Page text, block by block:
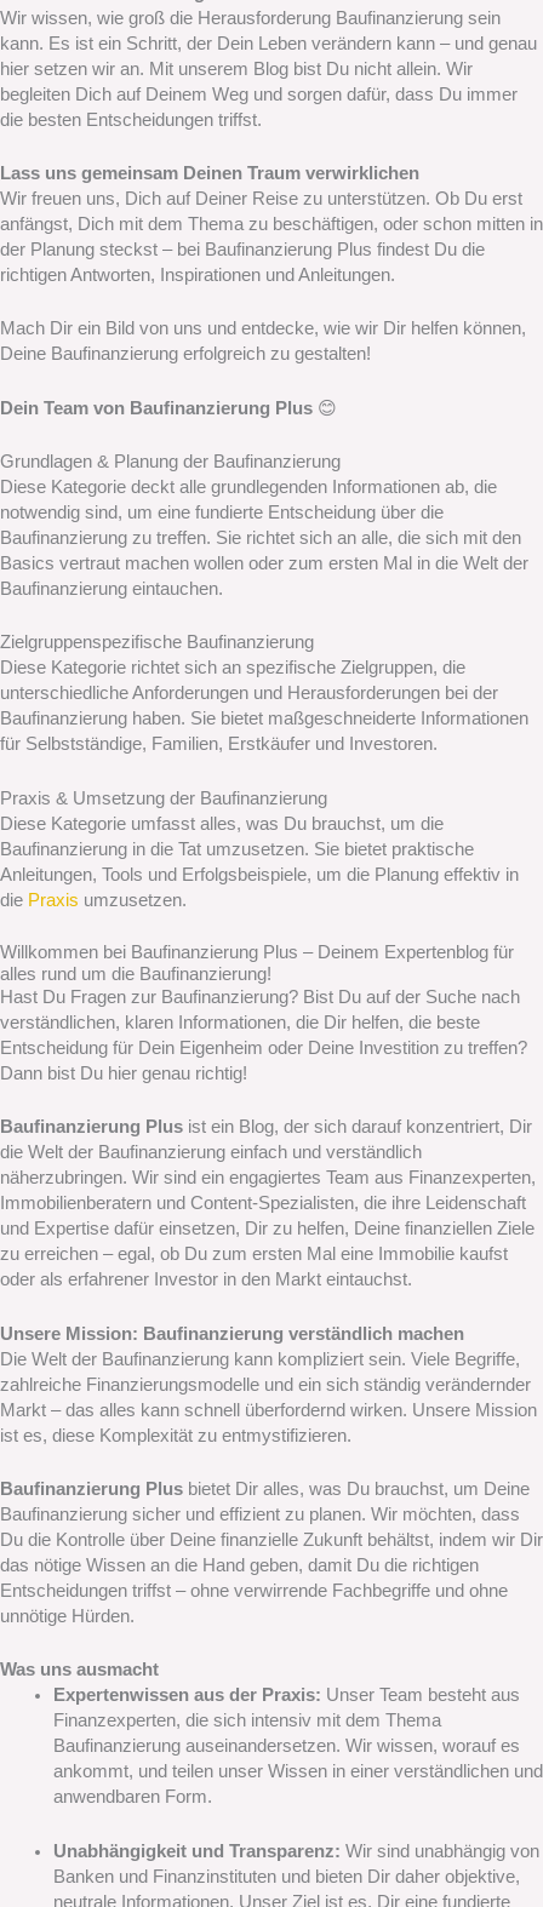
Wir wissen, wie groß die Herausforderung Baufinanzierung sein
kann. Es ist ein Schritt, der Dein Leben verändern kann – und genau
hier setzen wir an. Mit unserem Blog bist Du nicht allein. Wir
begleiten Dich auf Deinem Weg und sorgen dafür, dass Du immer
die besten Entscheidungen triffst.
Lass uns gemeinsam Deinen Traum verwirklichen
Wir freuen uns, Dich auf Deiner Reise zu unterstützen. Ob Du erst
anfängst, Dich mit dem Thema zu beschäftigen, oder schon mitten in
der Planung steckst – bei Baufinanzierung Plus findest Du die
richtigen Antworten, Inspirationen und Anleitungen.
Mach Dir ein Bild von uns und entdecke, wie wir Dir helfen können,
Deine Baufinanzierung erfolgreich zu gestalten!
Dein Team von Baufinanzierung Plus 😊
Grundlagen & Planung der Baufinanzierung
Diese Kategorie deckt alle grundlegenden Informationen ab, die
notwendig sind, um eine fundierte Entscheidung über die
Baufinanzierung zu treffen. Sie richtet sich an alle, die sich mit den
Basics vertraut machen wollen oder zum ersten Mal in die Welt der
Baufinanzierung eintauchen.
Zielgruppenspezifische Baufinanzierung
Diese Kategorie richtet sich an spezifische Zielgruppen, die
unterschiedliche Anforderungen und Herausforderungen bei der
Baufinanzierung haben. Sie bietet maßgeschneiderte Informationen
für Selbstständige, Familien, Erstkäufer und Investoren.
Praxis & Umsetzung der Baufinanzierung
Diese Kategorie umfasst alles, was Du brauchst, um die
Baufinanzierung in die Tat umzusetzen. Sie bietet praktische
Anleitungen, Tools und Erfolgsbeispiele, um die Planung effektiv in
die Praxis umzusetzen.
Willkommen bei Baufinanzierung Plus – Deinem Expertenblog für
alles rund um die Baufinanzierung!
Hast Du Fragen zur Baufinanzierung? Bist Du auf der Suche nach
verständlichen, klaren Informationen, die Dir helfen, die beste
Entscheidung für Dein Eigenheim oder Deine Investition zu treffen?
Dann bist Du hier genau richtig!
Baufinanzierung Plus ist ein Blog, der sich darauf konzentriert, Dir
die Welt der Baufinanzierung einfach und verständlich
näherzubringen. Wir sind ein engagiertes Team aus Finanzexperten,
Immobilienberatern und Content-Spezialisten, die ihre Leidenschaft
und Expertise dafür einsetzen, Dir zu helfen, Deine finanziellen Ziele
zu erreichen – egal, ob Du zum ersten Mal eine Immobilie kaufst
oder als erfahrener Investor in den Markt eintauchst.
Unsere Mission: Baufinanzierung verständlich machen
Die Welt der Baufinanzierung kann kompliziert sein. Viele Begriffe,
zahlreiche Finanzierungsmodelle und ein sich ständig verändernder
Markt – das alles kann schnell überfordernd wirken. Unsere Mission
ist es, diese Komplexität zu entmystifizieren.
Baufinanzierung Plus bietet Dir alles, was Du brauchst, um Deine
Baufinanzierung sicher und effizient zu planen. Wir möchten, dass
Du die Kontrolle über Deine finanzielle Zukunft behältst, indem wir Dir
das nötige Wissen an die Hand geben, damit Du die richtigen
Entscheidungen triffst – ohne verwirrende Fachbegriffe und ohne
unnötige Hürden.
Was uns ausmacht
Expertenwissen aus der Praxis: Unser Team besteht aus
Finanzexperten, die sich intensiv mit dem Thema
Baufinanzierung auseinandersetzen. Wir wissen, worauf es
ankommt, und teilen unser Wissen in einer verständlichen und
anwendbaren Form.
Unabhängigkeit und Transparenz: Wir sind unabhängig von
Banken und Finanzinstituten und bieten Dir daher objektive,
neutrale Informationen. Unser Ziel ist es, Dir eine fundierte